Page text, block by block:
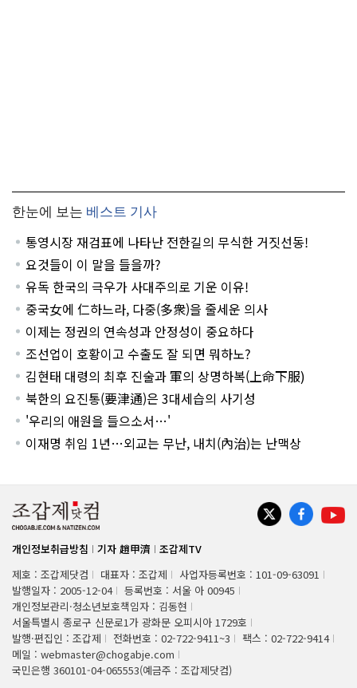
한눈에 보는 베스트 기사
통영시장 재검표에 나타난 전한길의 무식한 거짓선동!
요것들이 이 말을 들을까?
유독 한국의 극우가 사대주의로 기운 이유!
중국女에 仁하느라, 다중(多衆)을 줄세운 의사
이제는 정권의 연속성과 안정성이 중요하다
조선업이 호황이고 수출도 잘 되면 뭐하노?
김현태 대령의 최후 진술과 軍의 상명하복(上命下服)
북한의 요진통(要津通)은 3대세습의 사기성
'우리의 애원을 들으소서…'
이재명 취임 1년…외교는 무난, 내치(內治)는 난맥상
개인정보취급방침 기자 趙甲濟
조갑제TV
제호 : 조갑제닷컴
대표자 : 조갑제
사업자등록번호 : 101-09-63091
발행일자 : 2005-12-04
등록번호 : 서울 아 00945
개인정보관리·청소년보호책임자 : 김동현
서울특별시 종로구 신문로1가 광화문 오피시아 1729호
발행·편집인 : 조갑제
전화번호 : 02-722-9411~3
팩스 : 02-722-9414
메일 : webmaster@chogabje.com
국민은행 360101-04-065553(예금주 : 조갑제닷컴)